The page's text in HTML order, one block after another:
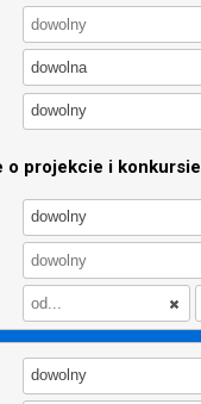
dowolna
dowolny
o projekcie i konkursie
dowolny
dowolny